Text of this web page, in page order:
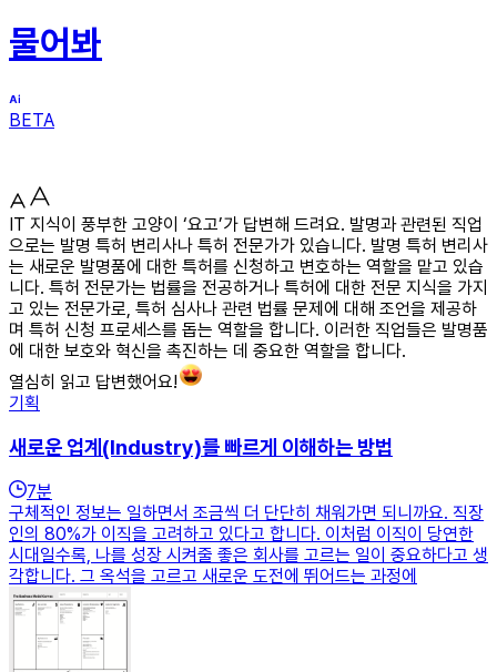
물어봐
BETA
IT 지식이 풍부한 고양이 ‘요고’가 답변해 드려요. 발명과 관련된 직업
으로는 발명 특허 변리사나 특허 전문가가 있습니다. 발명 특허 변리사
는 새로운 발명품에 대한 특허를 신청하고 변호하는 역할을 맡고 있습
니다. 특허 전문가는 법률을 전공하거나 특허에 대한 전문 지식을 가지
고 있는 전문가로, 특허 심사나 관련 법률 문제에 대해 조언을 제공하
며 특허 신청 프로세스를 돕는 역할을 합니다. 이러한 직업들은 발명품
에 대한 보호와 혁신을 촉진하는 데 중요한 역할을 합니다.
열심히 읽고 답변했어요!
기획
새로운 업계(Industry)를 빠르게 이해하는 방법
7분
구체적인 정보는 일하면서 조금씩 더 단단히 채워가면 되니까요. 직장
인의 80%가 이직을 고려하고 있다고 합니다. 이처럼 이직이 당연한
시대일수록, 나를 성장 시켜줄 좋은 회사를 고르는 일이 중요하다고 생
각합니다. 그 옥석을 고르고 새로운 도전에 뛰어드는 과정에